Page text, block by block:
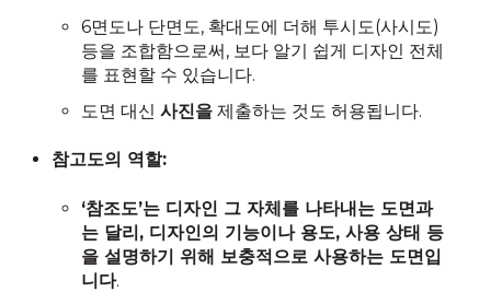
6면도나 단면도, 확대도에 더해 투시도(사시도)
등을 조합함으로써, 보다 알기 쉽게 디자인 전체
를 표현할 수 있습니다.
도면 대신사진을 제출하는 것도 허용됩니다.
참고도의 역할:
‘참조도’는 디자인 그 자체를 나타내는 도면과
는 달리, 디자인의 기능이나 용도, 사용 상태 등
을 설명하기 위해 보충적으로 사용하는 도면입
니다.